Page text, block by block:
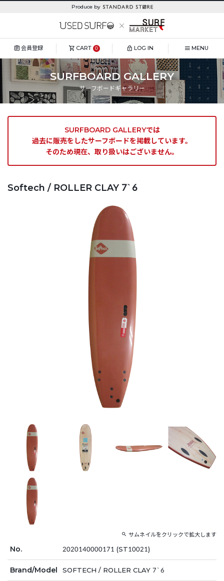
Produce by
会員登録 CART 0 LOG IN MENU
SURFBOARD GALLERY
サーフボードギャラリー
SURFBOARD GALLERYでは
過去に販売をしたサーフボードを掲載しています。
そのため現在、取り扱いはございません。
Softech / ROLLER CLAY 7`6
サムネイルをクリックで拡大します
No. 2020140000171 (ST10021)
Brand/Model SOFTECH / ROLLER CLAY 7`6